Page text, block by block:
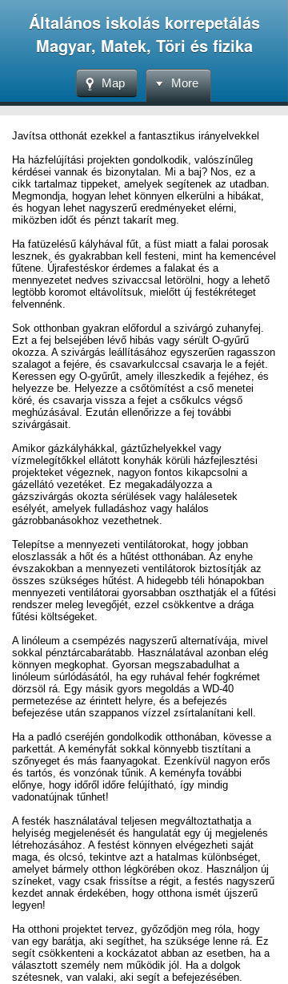
Általános iskolás korrepetálás
Magyar, Matek, Töri és fizika
Map More
Javítsa otthonát ezekkel a fantasztikus irányelvekkel
Ha házfelújítási projekten gondolkodik, valószínűleg
kérdései vannak és bizonytalan. Mi a baj? Nos, ez a
cikk tartalmaz tippeket, amelyek segítenek az utadban.
Megmondja, hogyan lehet könnyen elkerülni a hibákat,
és hogyan lehet nagyszerű eredményeket elérni,
miközben időt és pénzt takarít meg.
Ha fatüzelésű kályhával fűt, a füst miatt a falai porosak
lesznek, és gyakrabban kell festeni, mint ha kemencével
fűtene. Újrafestéskor érdemes a falakat és a
mennyezetet nedves szivaccsal letörölni, hogy a lehető
legtöbb koromot eltávolítsuk, mielőtt új festékréteget
felvennénk.
Sok otthonban gyakran előfordul a szivárgó zuhanyfej.
Ezt a fej belsejében lévő hibás vagy sérült O-gyűrű
okozza. A szivárgás leállításához egyszerűen ragasszon
szalagot a fejére, és csavarkulccsal csavarja le a fejét.
Keressen egy O-gyűrűt, amely illeszkedik a fejéhez, és
helyezze be. Helyezze a csőtömítést a cső menetei
köré, és csavarja vissza a fejet a csőkulcs végső
meghúzásával. Ezután ellenőrizze a fej további
szivárgásait.
Amikor gázkályhákkal, gáztűzhelyekkel vagy
vízmelegítőkkel ellátott konyhák körüli házfejlesztési
projekteket végeznek, nagyon fontos kikapcsolni a
gázellátó vezetéket. Ez megakadályozza a
gázszivárgás okozta sérülések vagy halálesetek
esélyét, amelyek fulladáshoz vagy halálos
gázrobbanásokhoz vezethetnek.
Telepítse a mennyezeti ventilátorokat, hogy jobban
eloszlassák a hőt és a hűtést otthonában. Az enyhe
évszakokban a mennyezeti ventilátorok biztosítják az
összes szükséges hűtést. A hidegebb téli hónapokban
mennyezeti ventilátorai gyorsabban oszthatják el a fűtési
rendszer meleg levegőjét, ezzel csökkentve a drága
fűtési költségeket.
A linóleum a csempézés nagyszerű alternatívája, mivel
sokkal pénztárcabarátabb. Használatával azonban elég
könnyen megkophat. Gyorsan megszabadulhat a
linóleum súrlódásától, ha egy ruhával fehér fogkrémet
dörzsöl rá. Egy másik gyors megoldás a WD-40
permetezése az érintett helyre, és a befejezés
befejezése után szappanos vízzel zsírtalanítani kell.
Ha a padló cseréjén gondolkodik otthonában, kövesse a
parkettát. A keményfát sokkal könnyebb tisztítani a
szőnyeget és más faanyagokat. Ezenkívül nagyon erős
és tartós, és vonzónak tűnik. A keményfa további
előnye, hogy időről időre felújítható, így mindig
vadonatújnak tűnhet!
A festék használatával teljesen megváltoztathatja a
helyiség megjelenését és hangulatát egy új megjelenés
létrehozásához. A festést könnyen elvégezheti saját
maga, és olcsó, tekintve azt a hatalmas különbséget,
amelyet bármely otthon légkörében okoz. Használjon új
színeket, vagy csak frissítse a régit, a festés nagyszerű
kezdet annak érdekében, hogy otthona ismét újszerű
legyen!
Ha otthoni projektet tervez, győződjön meg róla, hogy
van egy barátja, aki segíthet, ha szüksége lenne rá. Ez
segít csökkenteni a kockázatot abban az esetben, ha a
választott személy nem működik jól. Ha a dolgok
szétesnek, van valaki, aki segít a befejezésében.